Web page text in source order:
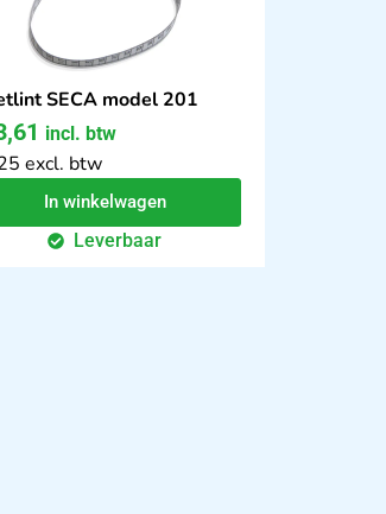
SECA model 201
incl. btw
excl. btw
In winkelwagen
Leverbaar